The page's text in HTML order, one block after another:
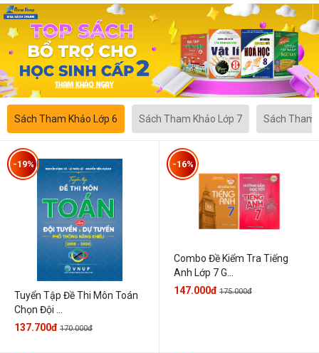
Sách Tham Khảo Lớp 6 Sách Tham Khảo Lớp 7 Sách Tham
Tuyển Tập Đề Thi Môn Toán
Chọn Đội ...
-19%
137.700đ 170.000đ
Combo Đề Kiểm Tra Tiếng
Anh Lớp 7 G...
-16%
147.000đ 175.000đ